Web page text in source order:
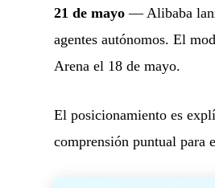
21 de mayo — Alibaba
agentes autónomos. El
Arena el 18 de mayo.
El posicionamiento es
comprensión puntual para